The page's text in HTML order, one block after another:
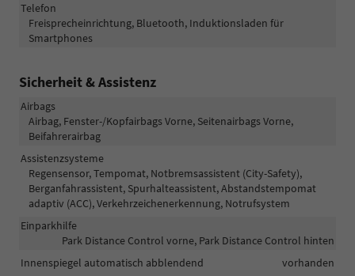
Telefon
Freisprecheinrichtung, Bluetooth, Induktionsladen für
Smartphones
Sicherheit & Assistenz
Airbags
Airbag, Fenster-/Kopfairbags Vorne, Seitenairbags Vorne,
Beifahrerairbag
Assistenzsysteme
Regensensor, Tempomat, Notbremsassistent (City-Safety),
Berganfahrassistent, Spurhalteassistent, Abstandstempomat
adaptiv (ACC), Verkehrzeichenerkennung, Notrufsystem
Einparkhilfe
Park Distance Control vorne, Park Distance Control hinten
Innenspiegel automatisch abblendend
vorhanden